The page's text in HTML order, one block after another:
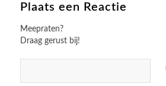
Plaats een Reactie
Meepraten?
Draag gerust bij!